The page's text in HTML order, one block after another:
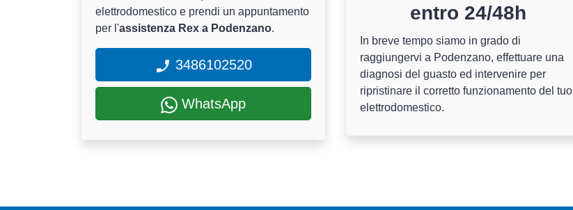
elettrodomestico e prendi un appuntamento
per l'assistenza Rex a Podenzano.
3486102520
WhatsApp
entro 24/48h
In breve tempo siamo in grado di
raggiungervi a Podenzano, effettuare una
diagnosi del guasto ed intervenire per
ripristinare il corretto funzionamento del tuo
elettrodomestico.